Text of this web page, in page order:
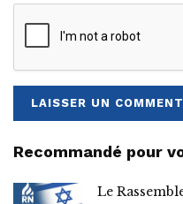
Recommandé pour
Le